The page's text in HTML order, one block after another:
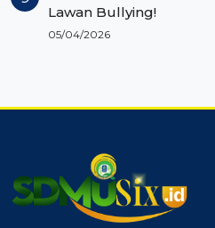
Lawan Bullying!
05/04/2026